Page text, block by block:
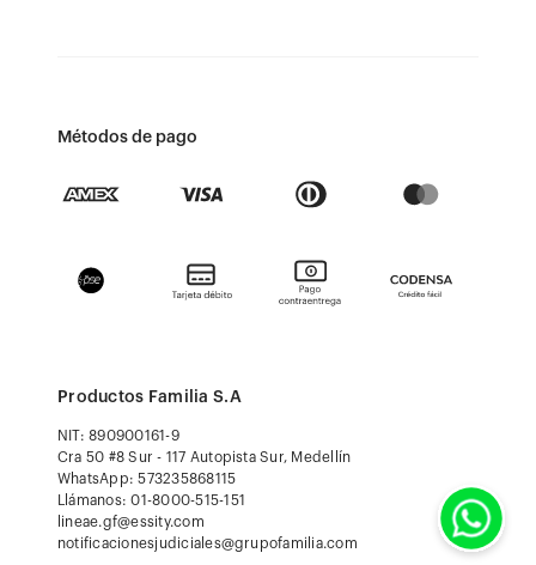
Métodos de pago
Productos Familia S.A
NIT: 890900161-9
Cra 50 #8 Sur - 117 Autopista Sur, Medellín
WhatsApp: 573235868115
Llámanos: 01-8000-515-151
lineae.gf@essity.com
notificacionesjudiciales@grupofamilia.com